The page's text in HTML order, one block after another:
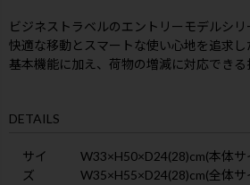
ビジネストラベルのエントリーモデルシリ
快適な移動とスマートな使い心地を追求し
基本機能に加え、荷物の増減に対応でき
DETAILS
サイ
ズ
W33×H50×D24(28)cm(本体サ
W35×H55×D24(28)cm(全体サ